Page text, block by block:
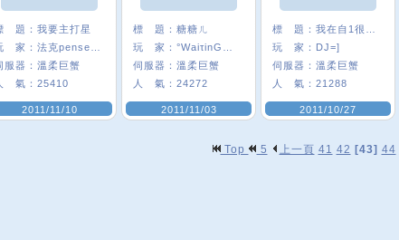
題： 我要主打星
家：
服器： 溫柔巨蟹
氣： 25410
2011/11/10
標 題： 糖糖ㄦ
玩 家：
伺服器： 溫柔巨蟹
人 氣： 24272
2011/11/03
標 題：
玩 家： DJ=]
伺服器： 溫柔巨蟹
人 氣： 21288
2011/10/27
Top 5 上一頁 41 42 [43] 44